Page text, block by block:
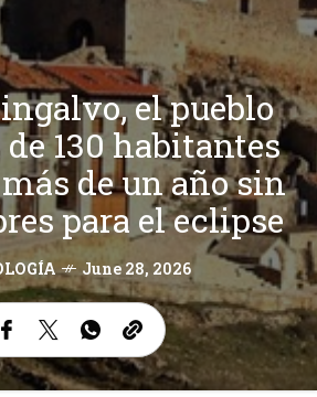
el pueblo
de 130 habitantes
de un año sin
para el eclipse
June 28, 2026